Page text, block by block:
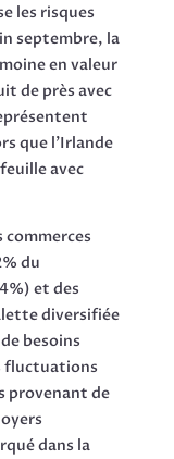
les risques
septembre, la
en valeur
de près avec
que l’Irlande
avec
commerces
du
et des
diversifiée
besoins
fluctuations
provenant de
dans la